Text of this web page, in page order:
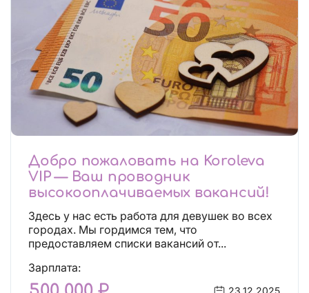
Добро пожаловать на Koroleva
VIP — Ваш проводник
высокооплачиваемых вакансий!
Здесь у нас есть работа для девушек во всех
городах. Мы гордимся тем, что
предоставляем списки вакансий от...
Зарплата:
23.12.2025